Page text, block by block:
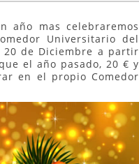
año mas celebraremos
Universitario del
20 de Diciembre a partir
el año pasado, 20 € y
en el propio Comedor